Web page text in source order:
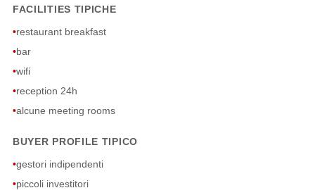
FACILITIES TIPICHE
•restaurant breakfast
•bar
•wifi
•reception 24h
•alcune meeting rooms
BUYER PROFILE TIPICO
•gestori indipendenti
•piccoli investitori